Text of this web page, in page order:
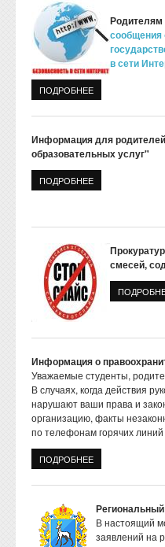
Родителям
сообщения
в сети
ПОДРОБНЕЕ
Информация для
образовательных услуг"
ПОДРОБНЕЕ
смесей,
Информация о
Уважаемые студенты,
В случаях, когда действия
нарушают ваши права и
организацию, факты
по телефонам горячих
ПОДРОБНЕЕ
В настоящий
заявлений на